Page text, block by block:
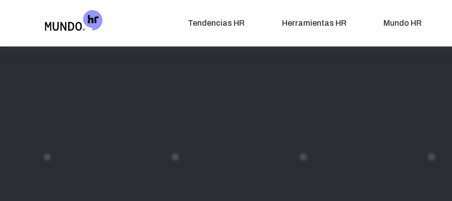
Tendencias HR Herramientas HR Mundo HR